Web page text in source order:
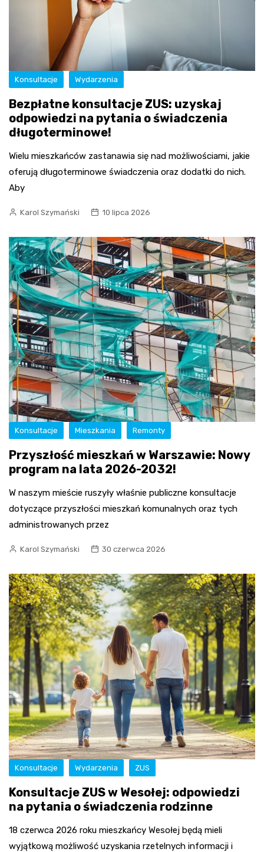
Konsultacje Wydarzenia
Bezpłatne konsultacje ZUS: uzyskaj
odpowiedzi na pytania o świadczenia
długoterminowe!
Wielu mieszkańców zastanawia się nad możliwościami, jakie
oferują długoterminowe świadczenia oraz dodatki do nich.
Aby
Karol Szymański 10 lipca 2026
Konsultacje Mieszkania Remonty
Przyszłość mieszkań w Warszawie: Nowy
program na lata 2026-2032!
W naszym mieście ruszyły właśnie publiczne konsultacje
dotyczące przyszłości mieszkań komunalnych oraz tych
administrowanych przez
Karol Szymański 30 czerwca 2026
Konsultacje Wydarzenia ZUS
Konsultacje ZUS w Wesołej: odpowiedzi
na pytania o świadczenia rodzinne
18 czerwca 2026 roku mieszkańcy Wesołej będą mieli
wyjątkową możliwość uzyskania rzetelnych informacji i